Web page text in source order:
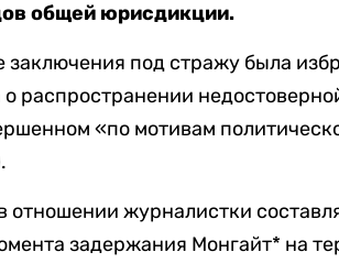
общей юрисдикции.
заключения под стражу была
о распространении
«по мотивам
отношении журналистки
задержания Монгайт* на